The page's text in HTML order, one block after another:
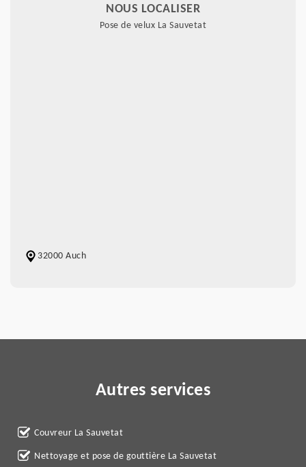
NOUS LOCALISER
Pose de velux La Sauvetat
32000 Auch
Autres services
Couvreur La Sauvetat
Nettoyage et pose de gouttière La Sauvetat